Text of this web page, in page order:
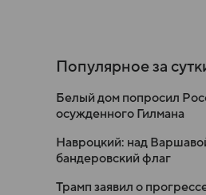
Популярное за
Белый дом попросил
осужденного Гилмана
Навроцкий: над
бандеровский флаг
Трамп заявил о